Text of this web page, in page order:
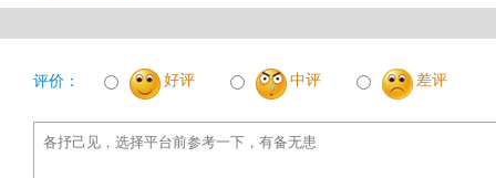
评价： 好评 中评 差评